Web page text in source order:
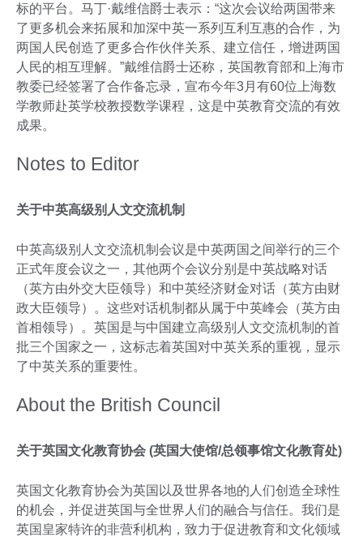
标的平台。马丁·戴维信爵士表示：“这次会议给两国带来
了更多机会来拓展和加深中英一系列互利互惠的合作，为
两国人民创造了更多合作伙伴关系、建立信任，增进两国
人民的相互理解。”戴维信爵士还称，英国教育部和上海市
教委已经签署了合作备忘录，宣布今年3月有60位上海数
学教师赴英学校教授数学课程，这是中英教育交流的有效
成果。
Notes to Editor
关于中英高级别人文交流机制
中英高级别人文交流机制会议是中英两国之间举行的三个
正式年度会议之一，其他两个会议分别是中英战略对话
（英方由外交大臣领导）和中英经济财金对话（英方由财
政大臣领导）。这些对话机制都从属于中英峰会（英方由
首相领导）。英国是与中国建立高级别人文交流机制的首
批三个国家之一，这标志着英国对中英关系的重视，显示
了中英关系的重要性。
About the British Council
关于英国文化教育协会 (英国大使馆/总领事馆文化教育处)
英国文化教育协会为英国以及世界各地的人们创造全球性
的机会，并促进英国与全世界人们的融合与信任。我们是
英国皇家特许的非营利机构，致力于促进教育和文化领域